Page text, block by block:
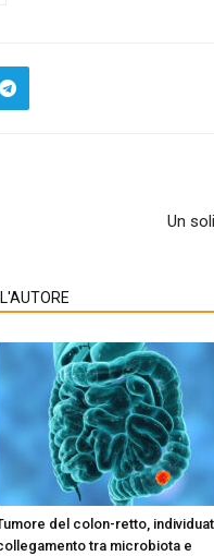
Un
del colon-retto,
tra microbiota e